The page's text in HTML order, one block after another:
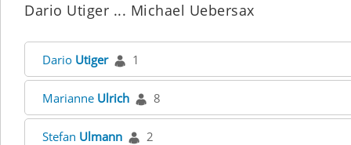
Dario Utiger ... Michael Uebersax
Dario Utiger 1
Marianne Ulrich 8
Stefan Ulmann 2